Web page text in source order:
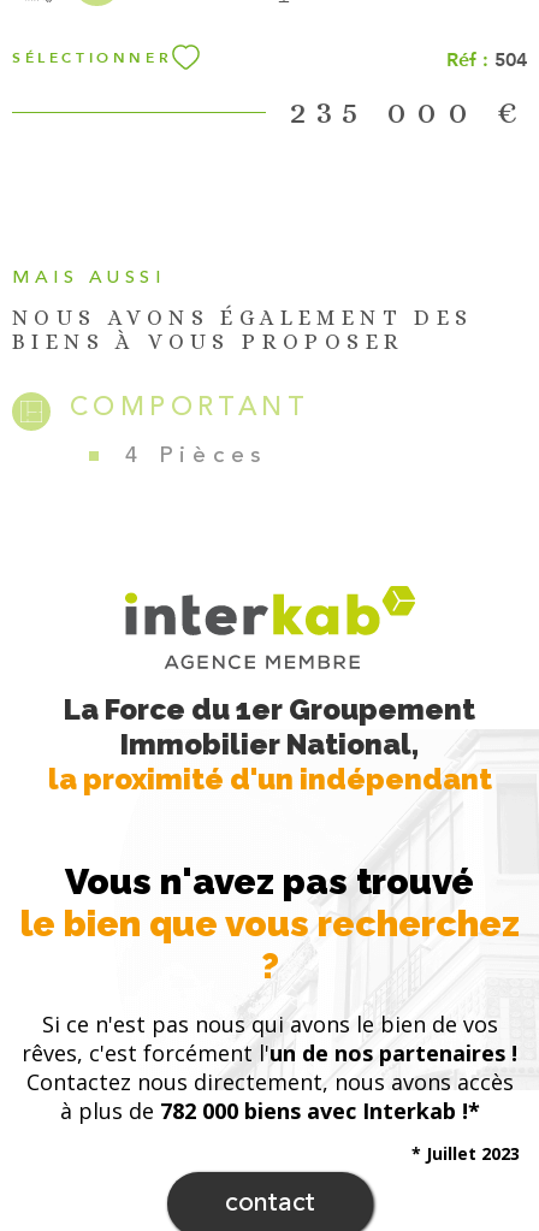
pour profiter des beaux jours. Les atouts : Maison avec du
potentiel (travaux à prévoir) En plein centre de Sainte-
Eulalie Fonctionnelle, lumineuse et idéale pour une famille
SÉLECTIONNER Réf : 504
235 000 €
MAIS AUSSI
NOUS AVONS ÉGALEMENT DES
BIENS À VOUS PROPOSER
COMPORTANT
4 Pièces
La Force du 1er Groupement
Immobilier National,
la proximité d'un indépendant
Vous n'avez pas trouvé
le bien que vous recherchez
?
Si ce n'est pas nous qui avons le bien de vos
rêves, c'est forcément l'un de nos partenaires !
Contactez nous directement, nous avons accès
à plus de 782 000 biens avec Interkab !*
contact
* Juillet 2023